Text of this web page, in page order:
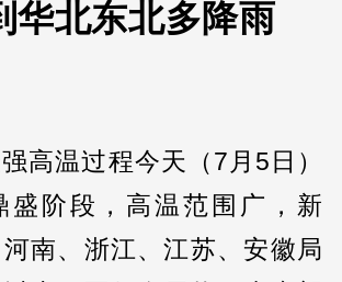
华北东北多降雨
高温过程今天（7月5日）
盛阶段，高温范围广，新
南、浙江、江苏、安徽局